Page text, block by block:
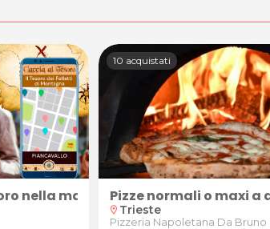
di Game Play ITA) realizzato da
nella magica atmosfera di
10 acquistati
Pizze normali o maxi
location_on Trieste
Pizzeria Napoletana Da Bruno